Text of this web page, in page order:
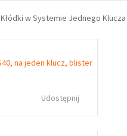
Kłódki w Systemie Jednego Klucza
Udostępnij